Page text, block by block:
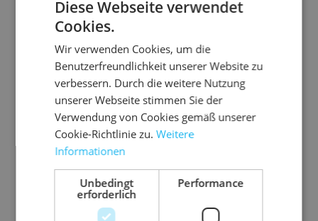
aus hochfestem PP
verstärkter Rand
Kordelstärke grobmaschig 3 mm
Standardfarbe: Grün
Schwarz oder Blau aufAnfrage
Anwendungsbereic
h
Ausführung
Ladung auf PKW-
Anhänger sichern
Diese Webseite verwendet
Cookies.
Wir verwenden Cookies, um die
Benutzerfreundlichkeit unserer Website zu
verbessern. Durch die weitere Nutzung
unserer Webseite stimmen Sie der
Verwendung von Cookies gemäß unserer
Cookie-Richtlinie zu.Weitere
Informationen
Unbedingt
erforderlich
Performance